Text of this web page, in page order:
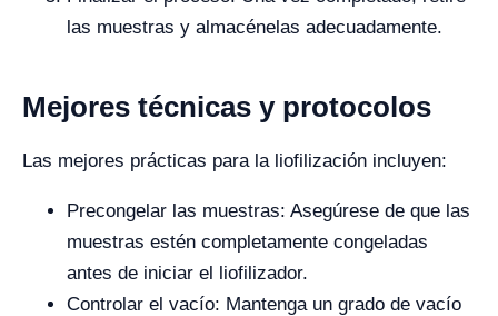
las muestras y almacénelas adecuadamente.
Mejores técnicas y protocolos
Las mejores prácticas para la liofilización incluyen:
Precongelar las muestras: Asegúrese de que las
muestras estén completamente congeladas
antes de iniciar el liofilizador.
Controlar el vacío: Mantenga un grado de vacío